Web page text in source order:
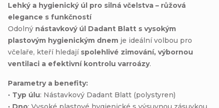
Lehký a hygienický úl pro silná včelstva – růžová
elegance s funkčností
Odolný nástavkový úl Dadant Blatt s vysokým
plastovým hygienickým dnem je ideální volbou pro
včelaře, kteří hledají spolehlivé zimování, výbornou
ventilaci a efektivní kontrolu varroázy.
Parametry a benefity:
• Typ úlu: Nástavkový Dadant Blatt (polystyren)